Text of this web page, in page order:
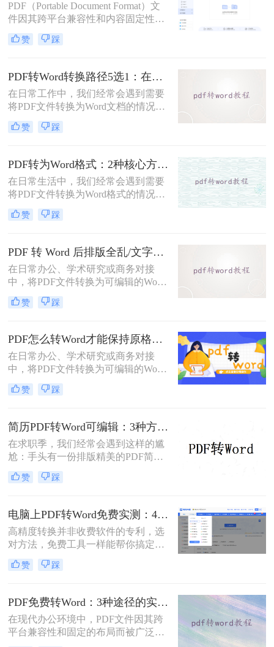
PDF（Portable Document Format）文
件因其跨平台兼容性和内容固定性而
广受欢迎，但在某些情况下，我们可
能需要将其转换为DOC（Microsoft
那么pdf文件怎么转换成doc文件呢？
本文将介绍三种将PDF文件转换成
DOC文件的方法。
赞 踩
PDF转Word转换路径5选1：在线、软件、手机端各场景最优解！
在日常工作中，我们经常会遇到需要
将PDF文件转换为Word文档的情况，
以便对内容进行编辑或修改。那么pdf
转word怎么转呢？本文将介绍五种将
最适合自己的转换方式。
赞 踩
PDF转为Word格式：2种核心方法的适用场景和操作差异！
在日常生活中，我们经常会遇到需要
将PDF文件转换为Word格式的情况，
以便于编辑和修改文件内容。那么如
何将pdf转为word格式呢？本文将介绍
赞 踩
PDF 转 Word 后排版全乱/文字错位/串行/乱跑怎么办？3种高保真转换方法全解析
在日常办公、学术研究或商务对接
中，将PDF文件转换为可编辑的Word
文档是极高频的需求。但最令人头疼
的往往不是转换本身，而是转换后出
等“惨剧”。面对PDF 转 Word 后排版
全乱/文字错位/串行/乱跑怎么办这一
难题，很多人尝试了各种免费工具却
依然无法解决。
赞 踩
PDF怎么转Word才能保持原格式不变/版式不乱？3种专业有效方法全解析！
在日常办公、学术研究或商务对接
中，将PDF文件转换为可编辑的Word
文档是极高频的需求。但最令人头疼
的往往不是转换本身，而是转换后出
等“惨剧”。因此，很多人都在苦苦寻
找“PDF怎么转Word才能保持原格式
不变/版式不乱”的完美方案。
赞 踩
简历PDF转Word可编辑：3种方法保留排版不乱的实测！
在求职季，我们经常会遇到这样的尴
尬：手头有一份排版精美的PDF简
历，但招聘系统只允许上传Word格
式，或者HR希望能直接在简历上修
怎么转word简历的技巧就显得至关重
要。直接复制粘贴不仅会打乱排版，
还可能丢失关键信息。
赞 踩
电脑上PDF转Word免费实测：4个方案的转换效果和注意事项！
高精度转换并非收费软件的专利，选
对方法，免费工具一样能帮你搞定复
杂排版。“免费的工具转换效果肯定
很差吧？”这是我作为办公软件测评
处理pdf转word时，往往陷入“收费软
件太贵，免费工具怕坑”的两难境
地。那么电脑上怎么把pdf转成word免
费呢？
赞 踩
PDF免费转Word：3种途径的实际费用、限制和效果对比！
在现代办公环境中，PDF文件因其跨
平台兼容性和固定的布局而被广泛使
用。然而，在需要对内容进行编辑